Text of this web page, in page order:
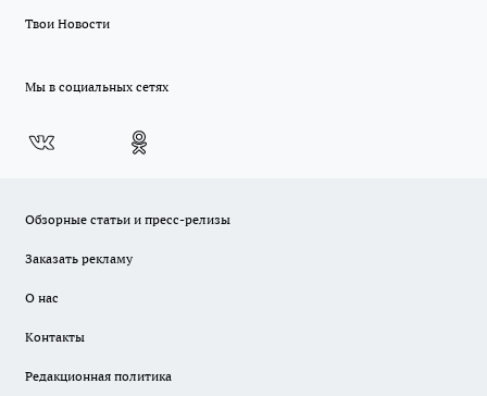
Твои Новости
Мы в социальных сетях
Обзорные статьи и пресс-релизы
Заказать рекламу
О нас
Контакты
Редакционная политика